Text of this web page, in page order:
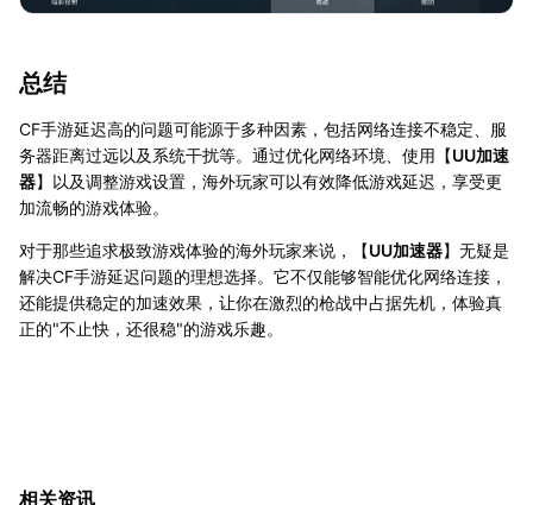
总结
CF手游延迟高的问题可能源于多种因素，包括网络连接不稳定、服
务器距离过远以及系统干扰等。通过优化网络环境、使用【UU加速
器】以及调整游戏设置，海外玩家可以有效降低游戏延迟，享受更
加流畅的游戏体验。
对于那些追求极致游戏体验的海外玩家来说，【UU加速器】无疑是
解决CF手游延迟问题的理想选择。它不仅能够智能优化网络连接，
还能提供稳定的加速效果，让你在激烈的枪战中占据先机，体验真
正的"不止快，还很稳"的游戏乐趣。
相关资讯